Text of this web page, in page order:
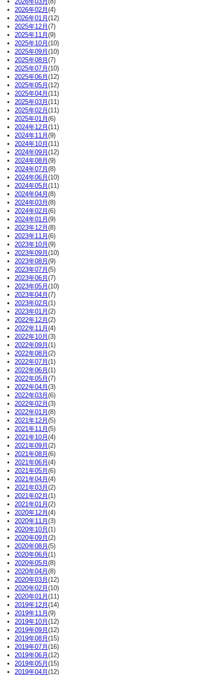
2026年02月 (4)
2026年01月 (12)
2025年12月 (7)
2025年11月 (9)
2025年10月 (10)
2025年09月 (10)
2025年08月 (7)
2025年07月 (10)
2025年06月 (12)
2025年05月 (12)
2025年04月 (11)
2025年03月 (11)
2025年02月 (11)
2025年01月 (6)
2024年12月 (11)
2024年11月 (9)
2024年10月 (11)
2024年09月 (12)
2024年08月 (9)
2024年07月 (8)
2024年06月 (10)
2024年05月 (11)
2024年04月 (8)
2024年03月 (8)
2024年02月 (6)
2024年01月 (9)
2023年12月 (8)
2023年11月 (6)
2023年10月 (9)
2023年09月 (10)
2023年08月 (9)
2023年07月 (5)
2023年06月 (7)
2023年05月 (10)
2023年04月 (7)
2023年02月 (1)
2023年01月 (2)
2022年12月 (2)
2022年11月 (4)
2022年10月 (3)
2022年09月 (1)
2022年08月 (2)
2022年07月 (1)
2022年06月 (1)
2022年05月 (7)
2022年04月 (3)
2022年03月 (6)
2022年02月 (3)
2022年01月 (8)
2021年12月 (5)
2021年11月 (5)
2021年10月 (4)
2021年09月 (2)
2021年08月 (6)
2021年06月 (4)
2021年05月 (6)
2021年04月 (4)
2021年03月 (2)
2021年02月 (1)
2021年01月 (2)
2020年12月 (4)
2020年11月 (3)
2020年10月 (1)
2020年09月 (2)
2020年08月 (5)
2020年06月 (1)
2020年05月 (8)
2020年04月 (8)
2020年03月 (12)
2020年02月 (10)
2020年01月 (11)
2019年12月 (14)
2019年11月 (9)
2019年10月 (12)
2019年09月 (12)
2019年08月 (15)
2019年07月 (16)
2019年06月 (12)
2019年05月 (15)
2019年04月 (12)